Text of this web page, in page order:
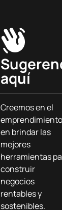
aquí
Creemos en el
en brindar las
mejores
herramientas
construir
negocios
rentables y
sostenibles.